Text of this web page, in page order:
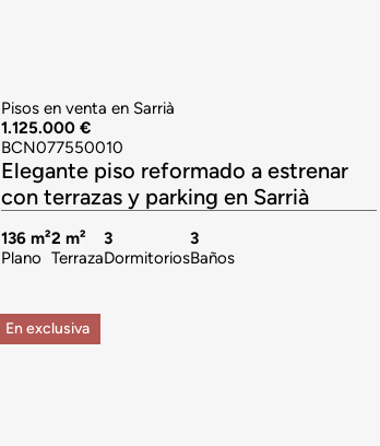
Pisos en venta en Sarrià
1.125.000 €
BCN077550010
Elegante piso reformado a estrenar
con terrazas y parking en Sarrià
136 m²
Plano
2 m²
Terraza
3
Dormitorios
3
Baños
En exclusiva